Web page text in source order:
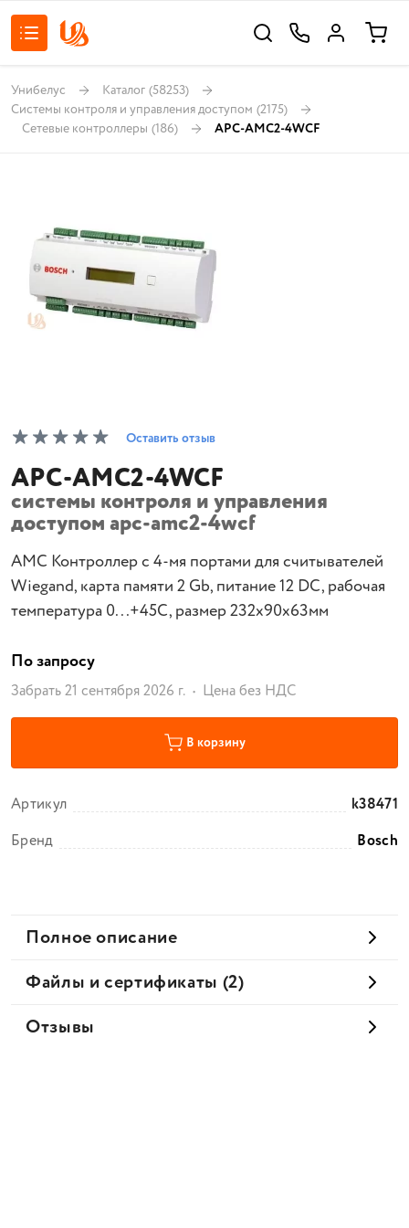
Унибелус Каталог (58253)
Системы контроля и управления доступом (2175)
Сетевые контроллеры (186) APC-AMC2-4WCF
Оставить отзыв
APC-AMC2-4WCF
системы контроля и управления
доступом apc-amc2-4wcf
АМС Контроллер с 4-мя портами для считывателей
Wiegand, карта памяти 2 Gb, питание 12 DC, рабочая
температура 0...+45С, размер 232x90x63мм
По запросу
Забрать 21 сентября 2026 г. Цена без НДС
В корзину
Артикул
k38471
Бренд
Bosch
Полное описание
Файлы и сертификаты (2)
Отзывы